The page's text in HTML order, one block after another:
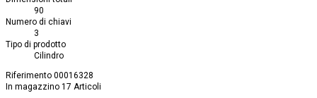
90
Numero di chiavi
3
Tipo di prodotto
Cilindro
Riferimento 00016328
In magazzino 17 Articoli